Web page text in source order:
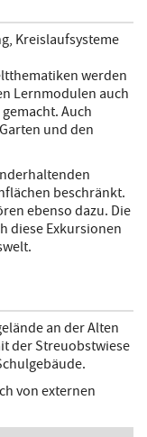
Kreislaufsysteme
werden
Lernmodulen auch
Auch
und den
beschränkt.
ebenso dazu. Die
diese Exkursionen
an der Alten
der Streuobstwiese
von externen